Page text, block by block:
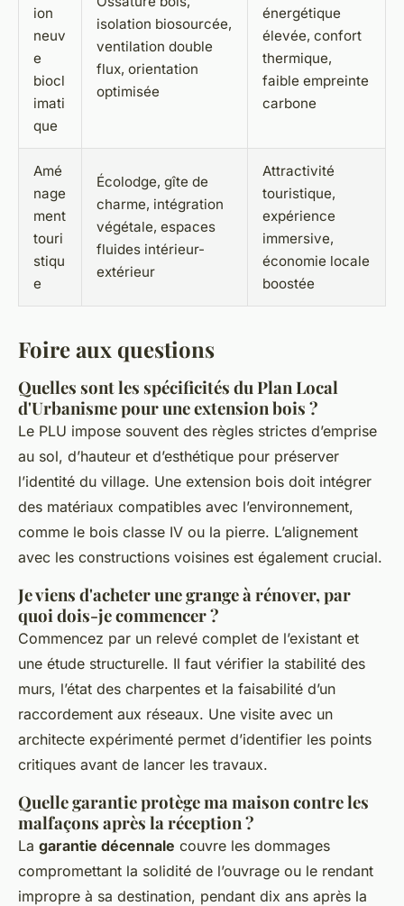
ion
neuv
e
biocl
imati
que
isolation biosourcée,
ventilation double
flux, orientation
optimisée
énergétique
élevée, confort
thermique,
faible empreinte
carbone
Amé
nage
ment
touri
stiqu
e
Écolodge, gîte de
charme, intégration
végétale, espaces
fluides intérieur-
extérieur
Attractivité
touristique,
expérience
immersive,
économie locale
boostée
Foire aux questions
Quelles sont les spécificités du Plan Local
d'Urbanisme pour une extension bois ?
Le PLU impose souvent des règles strictes d’emprise
au sol, d’hauteur et d’esthétique pour préserver
l’identité du village. Une extension bois doit intégrer
des matériaux compatibles avec l’environnement,
comme le bois classe IV ou la pierre. L’alignement
avec les constructions voisines est également crucial.
Je viens d'acheter une grange à rénover, par
quoi dois-je commencer ?
Commencez par un relevé complet de l’existant et
une étude structurelle. Il faut vérifier la stabilité des
murs, l’état des charpentes et la faisabilité d’un
raccordement aux réseaux. Une visite avec un
architecte expérimenté permet d’identifier les points
critiques avant de lancer les travaux.
Quelle garantie protège ma maison contre les
malfaçons après la réception ?
La garantie décennale couvre les dommages
compromettant la solidité de l’ouvrage ou le rendant
impropre à sa destination, pendant dix ans après la